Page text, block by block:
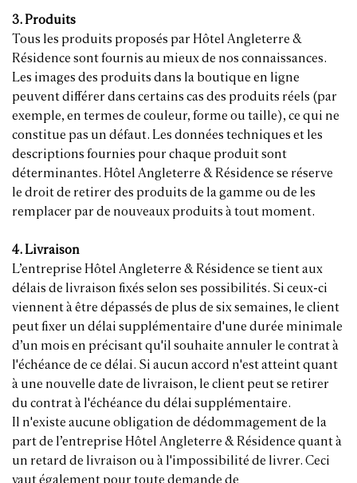
3. Produits
Tous les produits proposés par Hôtel Angleterre &
Résidence sont fournis au mieux de nos connaissances.
Les images des produits dans la boutique en ligne
peuvent différer dans certains cas des produits réels (par
exemple, en termes de couleur, forme ou taille), ce qui ne
constitue pas un défaut. Les données techniques et les
descriptions fournies pour chaque produit sont
déterminantes. Hôtel Angleterre & Résidence se réserve
le droit de retirer des produits de la gamme ou de les
remplacer par de nouveaux produits à tout moment.
4. Livraison
L’entreprise Hôtel Angleterre & Résidence se tient aux
délais de livraison fixés selon ses possibilités. Si ceux-ci
viennent à être dépassés de plus de six semaines, le client
peut fixer un délai supplémentaire d'une durée minimale
d’un mois en précisant qu'il souhaite annuler le contrat à
l'échéance de ce délai. Si aucun accord n'est atteint quant
à une nouvelle date de livraison, le client peut se retirer
du contrat à l'échéance du délai supplémentaire.
Il n'existe aucune obligation de dédommagement de la
part de l’entreprise Hôtel Angleterre & Résidence quant à
un retard de livraison ou à l'impossibilité de livrer. Ceci
vaut également pour toute demande de